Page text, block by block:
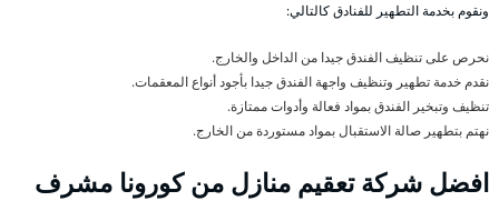
ونقوم بخدمة التطهير للفنادق كالتالي:
نحرص على تنظيف الفندق جيدا من الداخل والخارج.
نقدم خدمة تطهير وتنظيف واجهة الفندق جيدا بأجود أنواع المعقمات.
تنظيف وتبخير الفندق بمواد فعالة وأدوات ممتازة.
نهتم بتطهير صالة الاستقبال بمواد مستوردة من الخارج.
افضل شركة تعقيم منازل من كورونا مشرف